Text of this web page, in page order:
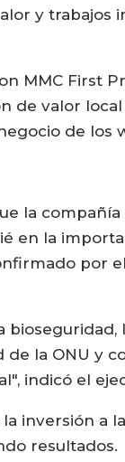
y trabajos
MMC First
de valor
de los
la
en la
por
la ONU y
indicó el
inversión a
resultados.